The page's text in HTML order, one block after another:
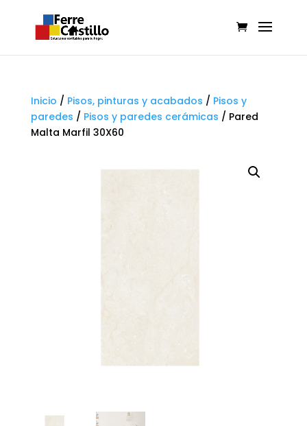
Inicio / Pisos, pinturas y acabados / Pisos y
paredes / Pisos y paredes cerámicas / Pared
Malta Marfil 30X60